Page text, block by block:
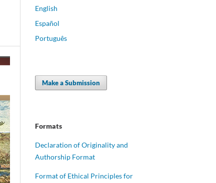
English
Español
Português
Make a Submission
Formats
Declaration of Originality and
Authorship Format
Format of Ethical Principles for